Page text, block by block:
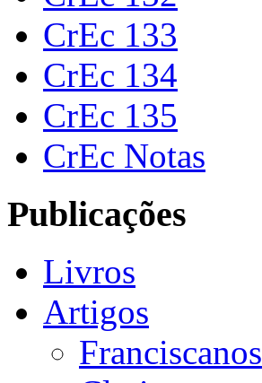
CrEc 133
CrEc 134
CrEc 135
CrEc Notas
Publicações
Livros
Artigos
Franciscanos